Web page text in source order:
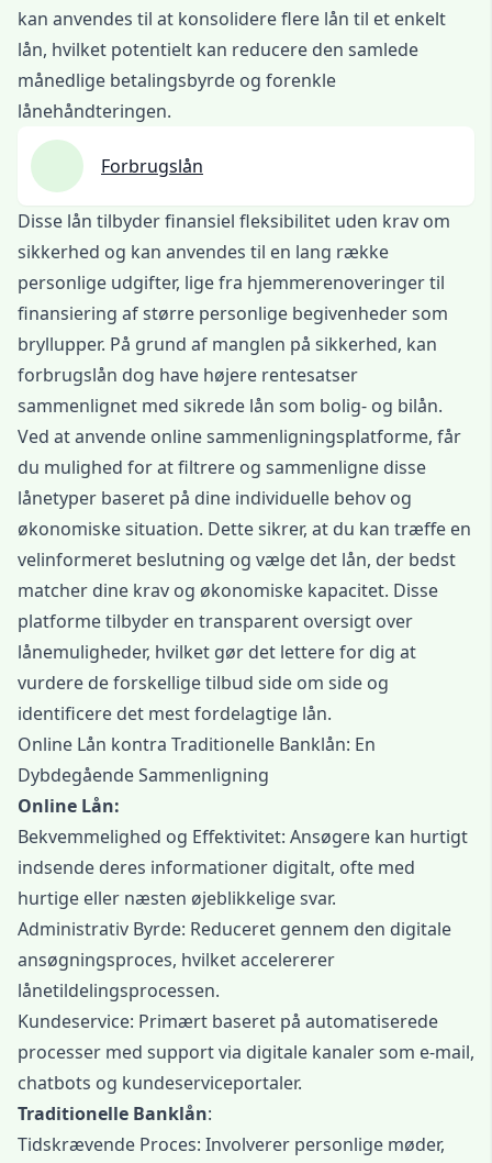
kan anvendes til at konsolidere flere lån til et enkelt
lån, hvilket potentielt kan reducere den samlede
månedlige betalingsbyrde og forenkle
lånehåndteringen.
Forbrugslån
Disse lån tilbyder finansiel fleksibilitet uden krav om
sikkerhed og kan anvendes til en lang række
personlige udgifter, lige fra hjemmerenoveringer til
finansiering af større personlige begivenheder som
bryllupper. På grund af manglen på sikkerhed, kan
forbrugslån dog have højere rentesatser
sammenlignet med sikrede lån som bolig- og bilån.
Ved at anvende online sammenligningsplatforme, får
du mulighed for at filtrere og sammenligne disse
lånetyper baseret på dine individuelle behov og
økonomiske situation. Dette sikrer, at du kan træffe en
velinformeret beslutning og vælge det lån, der bedst
matcher dine krav og økonomiske kapacitet. Disse
platforme tilbyder en transparent oversigt over
lånemuligheder, hvilket gør det lettere for dig at
vurdere de forskellige tilbud side om side og
identificere det mest fordelagtige lån.
Online Lån kontra Traditionelle Banklån: En
Dybdegående Sammenligning
Online Lån:
Bekvemmelighed og Effektivitet: Ansøgere kan hurtigt
indsende deres informationer digitalt, ofte med
hurtige eller næsten øjeblikkelige svar.
Administrativ Byrde: Reduceret gennem den digitale
ansøgningsproces, hvilket accelererer
lånetildelingsprocessen.
Kundeservice: Primært baseret på automatiserede
processer med support via digitale kanaler som e-mail,
chatbots og kundeserviceportaler.
Traditionelle Banklån:
Tidskrævende Proces: Involverer personlige møder,